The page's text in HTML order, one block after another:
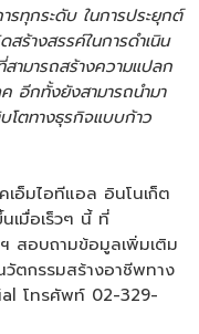
รทุกระดับ ในการประยุกต์
ร้างสรรค์ในการดำเนิน
ามารถสร้างความแปลก
อีกทั้งยังสามารถนำมา
โตทางธุรกิจแบบก้าว
อ็มไอทีแอล อินโนเก็ต
เมื่อเร็วๆ นี้ ที่
สอบถามข้อมูลเพิ่มเติม
ตกรรมสร้างอาชีพทาง
โทรศัพท์ 02-329-